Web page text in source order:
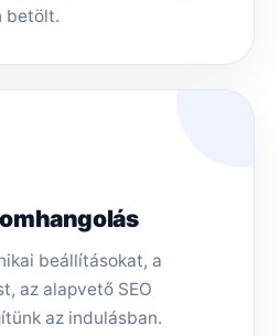
betölt.
beállításokat, a
az alapvető SEO
az indulásban.